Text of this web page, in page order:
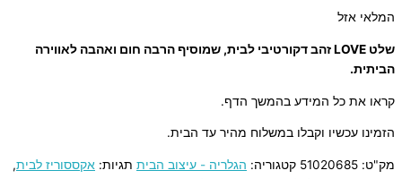
המלאי אזל
שלט LOVE זהב דקורטיבי לבית, שמוסיף הרבה חום ואהבה לאווירה
הביתית.
קראו את כל המידע בהמשך הדף.
הזמינו עכשיו וקבלו במשלוח מהיר עד הבית.
מק"ט: 51020685 קטגוריה: הגלריה - עיצוב הבית תגיות: אקססוריז לבית,